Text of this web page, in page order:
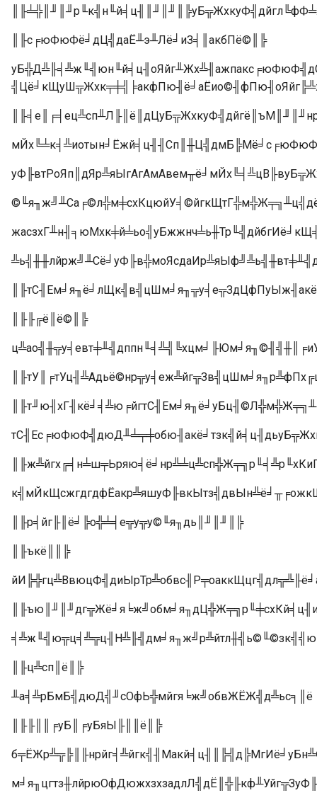
║╟с╒юФюФё╛дЦ╣даЁ╨э╨Лё╛иЗ╡║акбПё©║╠
║╟╟╔ё║ё©║╠
║╟р╡йг╟║ё╛╠о╬╧╡е╦у╦у©╙я╖дь║╜║╜║╠
║╟ъкё║║╠
║╟ц╩сп║ё║╠
╨а╡╩рБмБ╣дюД╣╜сОфЬ╬мйгя╘ж╝обвЖЁЖ╣д╩ьс╕║ё
║╟╟║║╒уБ║╒уБяЫ╟║║ё║╠